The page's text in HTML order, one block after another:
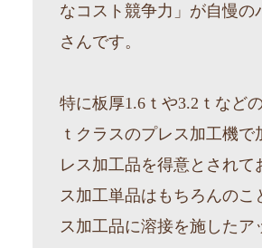
なコスト競争力」が自慢の
さんです。
特に板厚1.6ｔや3.2ｔなど
ｔクラスのプレス加工機で
レス加工品を得意とされて
ス加工単品はもちろんのこ
ス加工品に溶接を施したア